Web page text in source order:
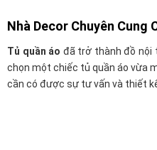
Nhà Decor Chuyên Cung
Tủ quần áo đã trở thành đồ nội
chọn một chiếc tủ quần áo vừa
cần có được sự tư vấn và thiết